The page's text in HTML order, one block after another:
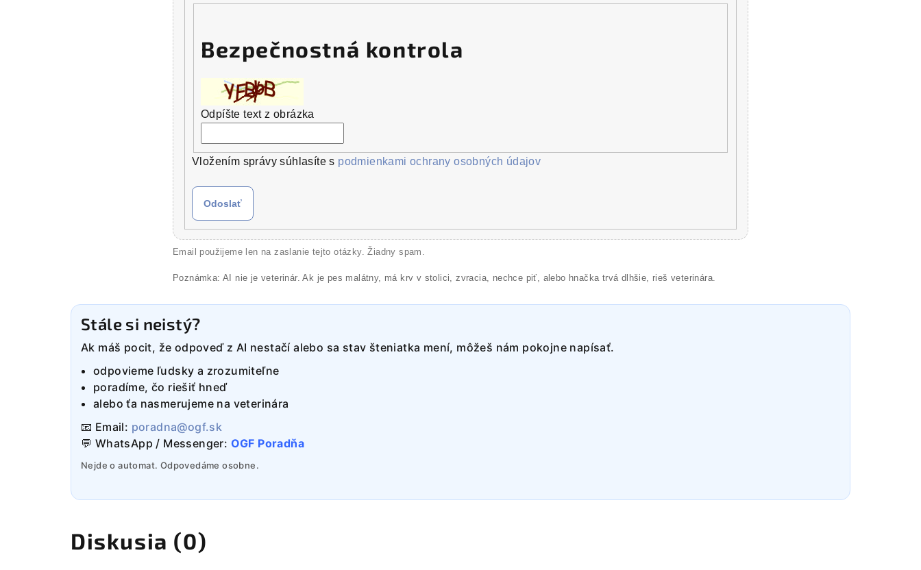
Bezpečnostná kontrola
Odpíšte text z obrázka
Vložením správy súhlasíte s podmienkami ochrany osobných údajov
Odoslať
Email použijeme len na zaslanie tejto otázky. Žiadny spam.
Poznámka: AI nie je veterinár. Ak je pes malátny, má krv v stolici, zvracia, nechce piť, alebo hnačka trvá dlhšie, rieš veterinára.
Stále si neistý?
Ak máš pocit, že odpoveď z AI nestačí alebo sa stav šteniatka mení, môžeš nám pokojne napísať.
odpovieme ľudsky a zrozumiteľne
poradíme, čo riešiť hneď
alebo ťa nasmerujeme na veterinára
📧 Email: poradna@ogf.sk
💬 WhatsApp / Messenger: OGF Poradňa
Nejde o automat. Odpovedáme osobne.
Diskusia (0)